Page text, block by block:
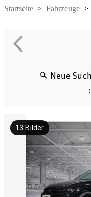
Startseite > Fahrzeuge >
Neue
13 Bilder